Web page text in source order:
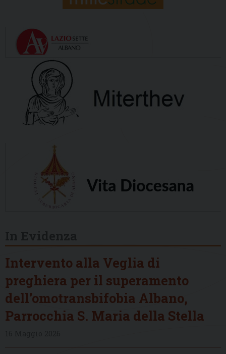
Intervento alla Veglia di
preghiera per il superamento
dell’omotransbifobia Albano,
Parrocchia S. Maria della Stella